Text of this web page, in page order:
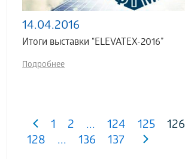
14.04.2016
Итоги выставки “ELEVATEX-2016”
Подробнее
1 2 ... 124 125 126
128
... 136 137